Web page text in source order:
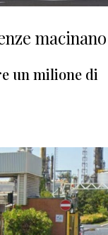
macinano
un milione di